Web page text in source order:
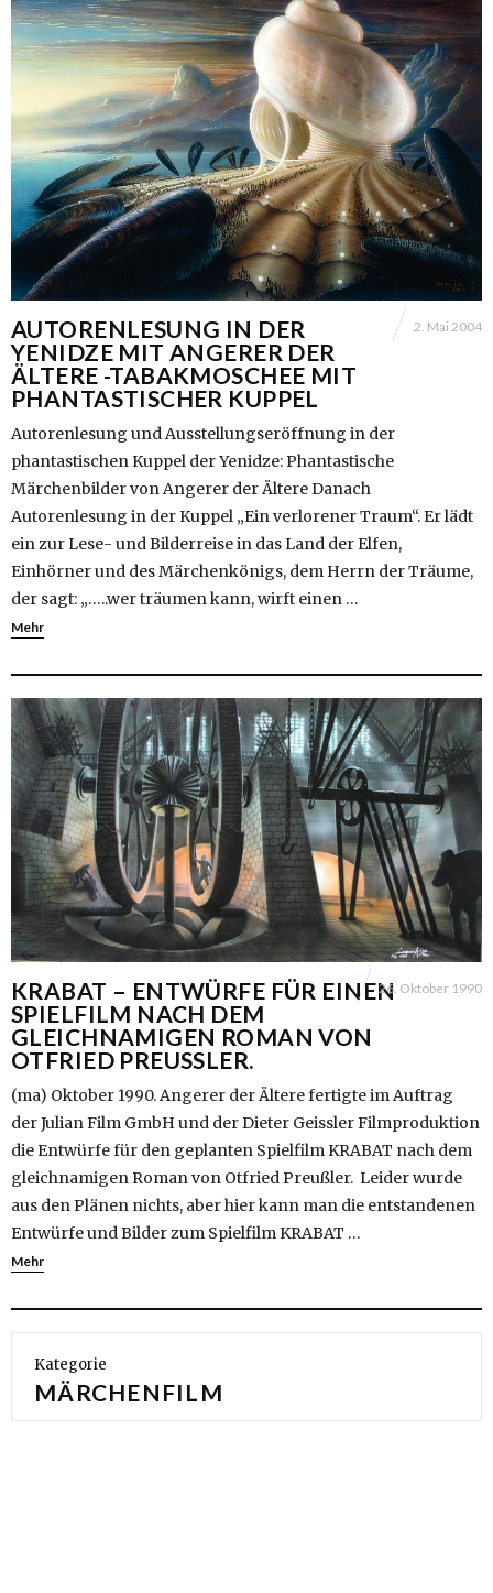
AUTORENLESUNG IN DER
YENIDZE MIT ANGERER DER
ÄLTERE -TABAKMOSCHEE MIT
PHANTASTISCHER KUPPEL
2. Mai 2004
Autorenlesung und Ausstellungseröffnung in der
phantastischen Kuppel der Yenidze: Phantastische
Märchenbilder von Angerer der Ältere Danach
Autorenlesung in der Kuppel „Ein verlorener Traum“. Er lädt
ein zur Lese- und Bilderreise in das Land der Elfen,
Einhörner und des Märchenkönigs, dem Herrn der Träume,
der sagt: „…..wer träumen kann, wirft einen …
Mehr
KRABAT – ENTWÜRFE FÜR EINEN
SPIELFILM NACH DEM
GLEICHNAMIGEN ROMAN VON
OTFRIED PREUSSLER.
26. Oktober 1990
(ma) Oktober 1990. Angerer der Ältere fertigte im Auftrag
der Julian Film GmbH und der Dieter Geissler Filmproduktion
die Entwürfe für den geplanten Spielfilm KRABAT nach dem
gleichnamigen Roman von Otfried Preußler. Leider wurde
aus den Plänen nichts, aber hier kann man die entstandenen
Entwürfe und Bilder zum Spielfilm KRABAT …
Mehr
Kategorie
MÄRCHENFILM